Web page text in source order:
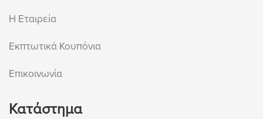
Η Εταιρεία
Εκπτωτικά Κουπόνια
Επικοινωνία
Κατάστημα